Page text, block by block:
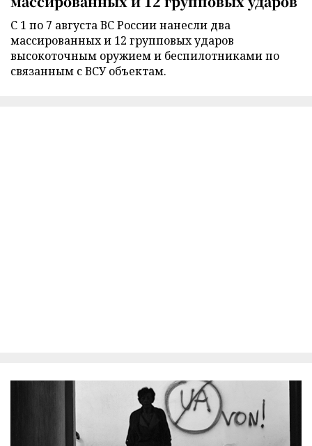
С 1 по 7 августа ВС России нанесли два
массированных и 12 групповых ударов
высокоточным оружием и беспилотниками по
связанным с ВСУ объектам.